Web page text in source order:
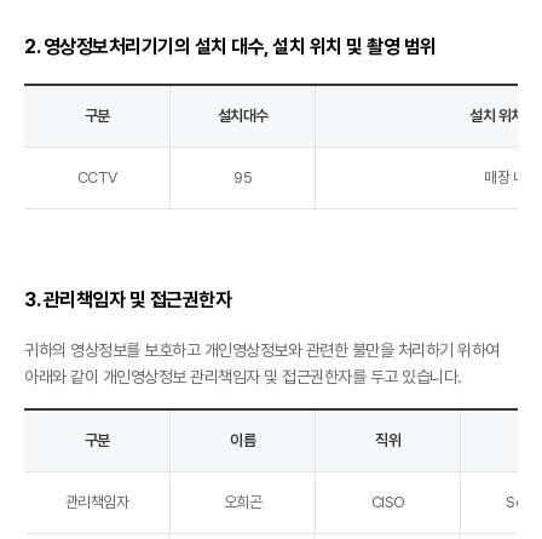
2. 영상정보처리기기의 설치 대수, 설치 위치 및 촬영 범위
구분 설치대수 설치 위치
CCTV 95 매장 내부
3. 관리책임자 및 접근권한자
귀하의 영상정보를 보호하고 개인영상정보와 관련한 불만을 처리하기 위하여
아래와 같이 개인영상정보 관리책임자 및 접근권한자를 두고 있습니다.
구분 이름 직위
관리책임자 오희곤 CISO